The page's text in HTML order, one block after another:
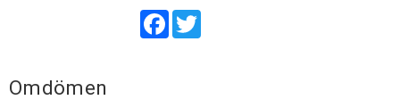
Facebook
Omdömen